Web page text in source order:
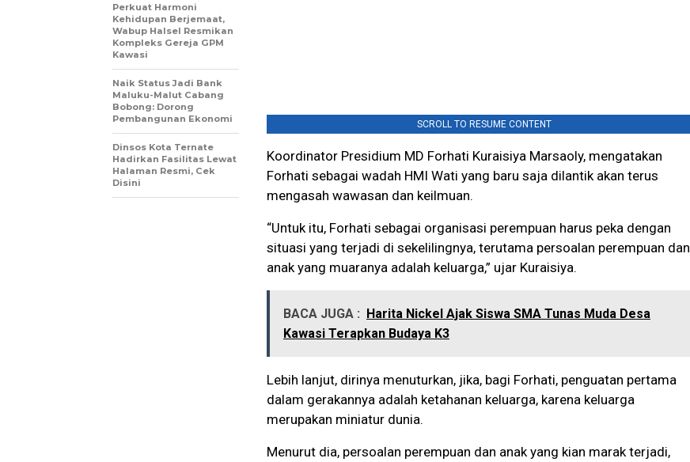
SCROLL TO RESUME CONTENT
Koordinator Presidium MD Forhati Kuraisiya Marsaoly, mengatakan
Forhati sebagai wadah HMI Wati yang baru saja dilantik akan terus
mengasah wawasan dan keilmuan.
“Untuk itu, Forhati sebagai organisasi perempuan harus peka dengan
situasi yang terjadi di sekelilingnya, terutama persoalan perempuan dan
anak yang muaranya adalah keluarga,” ujar Kuraisiya.
BACA JUGA : Harita Nickel Ajak Siswa SMA Tunas Muda Desa
Kawasi Terapkan Budaya K3
Lebih lanjut, dirinya menuturkan, jika, bagi Forhati, penguatan pertama
dalam gerakannya adalah ketahanan keluarga, karena keluarga
merupakan miniatur dunia.
Menurut dia, persoalan perempuan dan anak yang kian marak terjadi,
Perkuat Harmoni
Kehidupan Berjemaat,
Wabup Halsel Resmikan
Kompleks Gereja GPM
Kawasi
Naik Status Jadi Bank
Maluku-Malut Cabang
Bobong: Dorong
Pembangunan Ekonomi
Dinsos Kota Ternate
Hadirkan Fasilitas Lewat
Halaman Resmi, Cek
Disini